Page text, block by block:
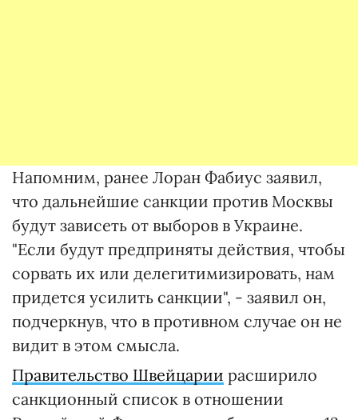
Напомним, ранее Лоран Фабиус заявил,
что дальнейшие санкции против Москвы
будут зависеть от выборов в Украине.
"Если будут предприняты действия, чтобы
сорвать их или делегитимизировать, нам
придется усилить санкции", - заявил он,
подчеркнув, что в противном случае он не
видит в этом смысла.
Правительство Швейцарии расширило
санкционный список в отношении